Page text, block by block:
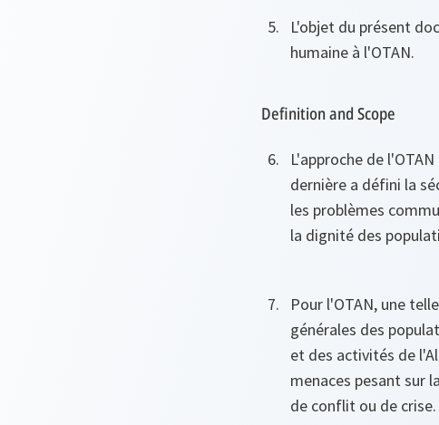
L'objet du présent
humaine à l'OTAN.
Definition and Scope
L'approche de
dernière a défini la
les problèmes
la dignité des
Pour l'OTAN, une
générales des
et des activités de
menaces pesant sur
de conflit ou de crise.